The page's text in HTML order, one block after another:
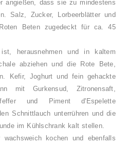
angießen, dass sie zu mindestens
Salz, Zucker, Lorbeerblätter und
Beten zugedeckt für ca. 45
herausnehmen und in kaltem
abziehen und die Rote Bete,
Kefir, Joghurt und fein gehackte
mit Gurkensud, Zitronensaft,
und Piment d'Espelette
Schnittlauch unterrühren und die
im Kühlschrank kalt stellen.
kochen und ebenfalls